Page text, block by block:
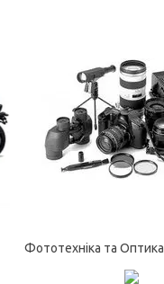
Фототехніка та Оптика